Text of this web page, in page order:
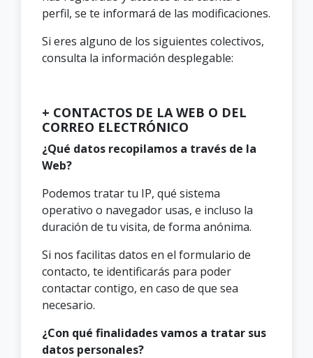
perfil, se te informará de las modificaciones.
Si eres alguno de los siguientes colectivos,
consulta la información desplegable:
+ CONTACTOS DE LA WEB O DEL
CORREO ELECTRÓNICO
¿Qué datos recopilamos a través de la
Web?
Podemos tratar tu IP, qué sistema
operativo o navegador usas, e incluso la
duración de tu visita, de forma anónima.
Si nos facilitas datos en el formulario de
contacto, te identificarás para poder
contactar contigo, en caso de que sea
necesario.
¿Con qué finalidades vamos a tratar sus
datos personales?